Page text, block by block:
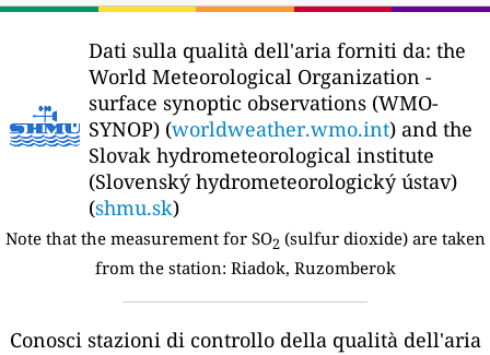
Dati sulla qualità dell'aria forniti da: the
World Meteorological Organization -
surface synoptic observations (WMO-
SYNOP) (worldweather.wmo.int) and the
Slovak hydrometeorological institute
(Slovenský hydrometeorologický ústav)
(shmu.sk)
Note that the measurement for SO2 (sulfur dioxide) are taken
from the station: Riadok, Ruzomberok
Conosci stazioni di controllo della qualità dell'aria